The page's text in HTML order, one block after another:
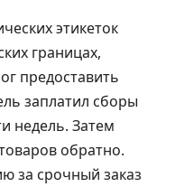
этикеток
границах,
предоставить
заплатил сборы
недель. Затем
обратно.
за срочный заказ